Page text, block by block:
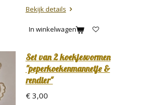
Bekijk details
In winkelwagen
Set van 2 koekjesvormen
"peperkoekenmannetje &
rendier"
€ 3,00